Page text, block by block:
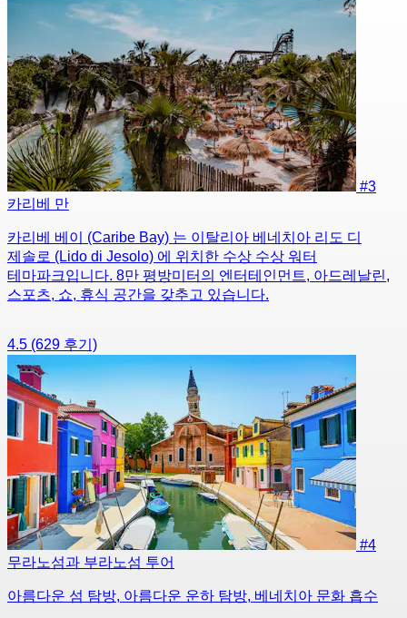
#3
카리베 만
카리베 베이 (Caribe Bay) 는 이탈리아 베네치아 리도 디
제솔로 (Lido di Jesolo) 에 위치한 수상 수상 워터
테마파크입니다. 8만 평방미터의 엔터테인먼트, 아드레날린,
스포츠, 쇼, 휴식 공간을 갖추고 있습니다.
4.5 (629 후기)
#4
무라노섬과 부라노섬 투어
아름다운 섬 탐방, 아름다운 운하 탐방, 베네치아 문화 흡수